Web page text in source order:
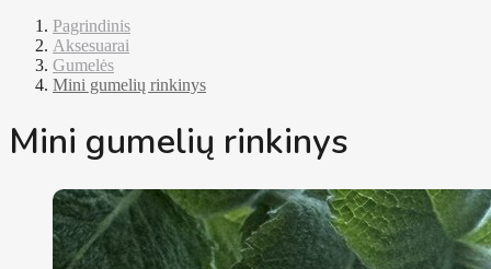
Pagrindinis
Aksesuarai
Gumelės
Mini gumelių rinkinys
Mini gumelių rinkinys